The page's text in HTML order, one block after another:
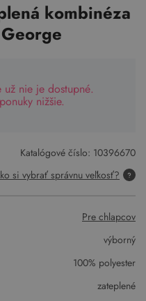
kombinéza
nie je dostupné.
nižšie.
Katalógové číslo: 10396670
si vybrať správnu veľkosť?
Pre chlapcov
výborný
100% polyester
zateplené